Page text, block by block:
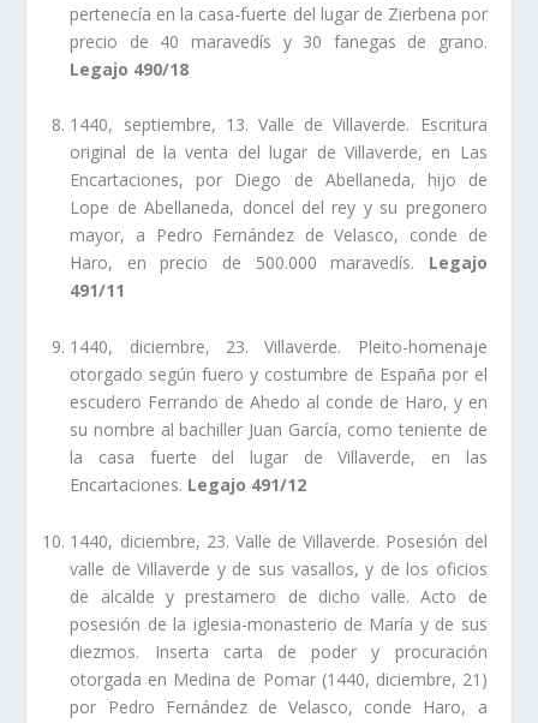
pertenecí­a en la casa-fuerte del lugar de Zierbena por
precio de 40 maravedí­s y 30 fanegas de grano.
Legajo 490/18
1440, septiembre, 13. Valle de Villaverde. Escritura
original de la venta del lugar de Villaverde, en Las
Encartaciones, por Diego de Abellaneda, hijo de
Lope de Abellaneda, doncel del rey y su pregonero
mayor, a Pedro Fernández de Velasco, conde de
Haro, en precio de 500.000 maravedí­s. Legajo
491/11
1440, diciembre, 23. Villaverde. Pleito-homenaje
otorgado según fuero y costumbre de España por el
escudero Ferrando de Ahedo al conde de Haro, y en
su nombre al bachiller Juan Garcí­a, como teniente de
la casa fuerte del lugar de Villaverde, en las
Encartaciones. Legajo 491/12
1440, diciembre, 23. Valle de Villaverde. Posesión del
valle de Villaverde y de sus vasallos, y de los oficios
de alcalde y prestamero de dicho valle. Acto de
posesión de la iglesia-monasterio de Marí­a y de sus
diezmos. Inserta carta de poder y procuración
otorgada en Medina de Pomar (1440, diciembre, 21)
por Pedro Fernández de Velasco, conde Haro, a